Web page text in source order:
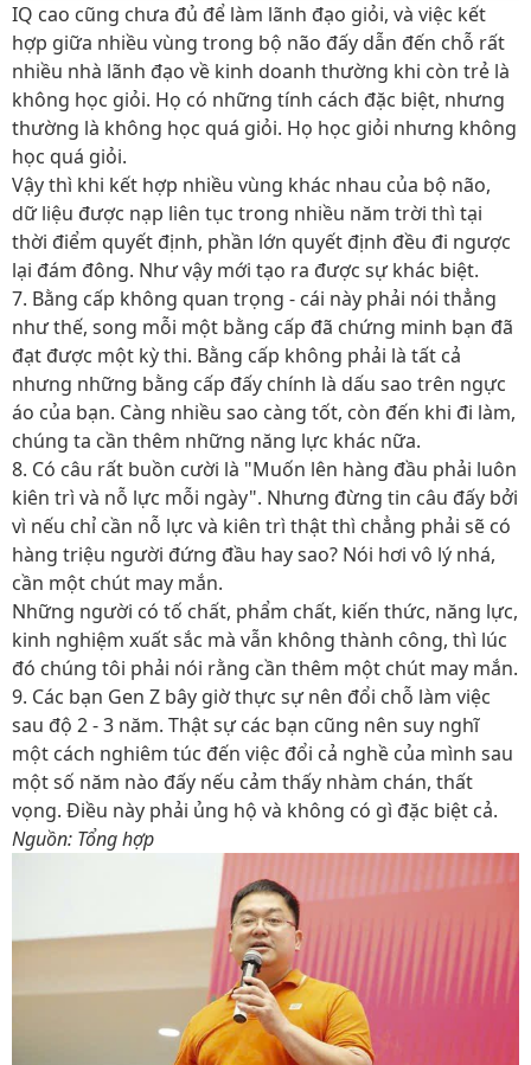
IQ cao cũng chưa đủ để làm lãnh đạo giỏi, và việc kết
hợp giữa nhiều vùng trong bộ não đấy dẫn đến chỗ rất
nhiều nhà lãnh đạo về kinh doanh thường khi còn trẻ là
không học giỏi. Họ có những tính cách đặc biệt, nhưng
thường là không học quá giỏi. Họ học giỏi nhưng không
học quá giỏi.
Vậy thì khi kết hợp nhiều vùng khác nhau của bộ não,
dữ liệu được nạp liên tục trong nhiều năm trời thì tại
thời điểm quyết định, phần lớn quyết định đều đi ngược
lại đám đông. Như vậy mới tạo ra được sự khác biệt.
7. Bằng cấp không quan trọng - cái này phải nói thẳng
như thế, song mỗi một bằng cấp đã chứng minh bạn đã
đạt được một kỳ thi. Bằng cấp không phải là tất cả
nhưng những bằng cấp đấy chính là dấu sao trên ngực
áo của bạn. Càng nhiều sao càng tốt, còn đến khi đi làm,
chúng ta cần thêm những năng lực khác nữa.
8. Có câu rất buồn cười là "Muốn lên hàng đầu phải luôn
kiên trì và nỗ lực mỗi ngày". Nhưng đừng tin câu đấy bởi
vì nếu chỉ cần nỗ lực và kiên trì thật thì chẳng phải sẽ có
hàng triệu người đứng đầu hay sao? Nói hơi vô lý nhá,
cần một chút may mắn.
Những người có tố chất, phẩm chất, kiến thức, năng lực,
kinh nghiệm xuất sắc mà vẫn không thành công, thì lúc
đó chúng tôi phải nói rằng cần thêm một chút may mắn.
9. Các bạn Gen Z bây giờ thực sự nên đổi chỗ làm việc
sau độ 2 - 3 năm. Thật sự các bạn cũng nên suy nghĩ
một cách nghiêm túc đến việc đổi cả nghề của mình sau
một số năm nào đấy nếu cảm thấy nhàm chán, thất
vọng. Điều này phải ủng hộ và không có gì đặc biệt cả.
Nguồn: Tổng hợp